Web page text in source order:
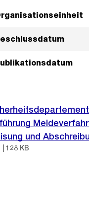
und
| 128 KB